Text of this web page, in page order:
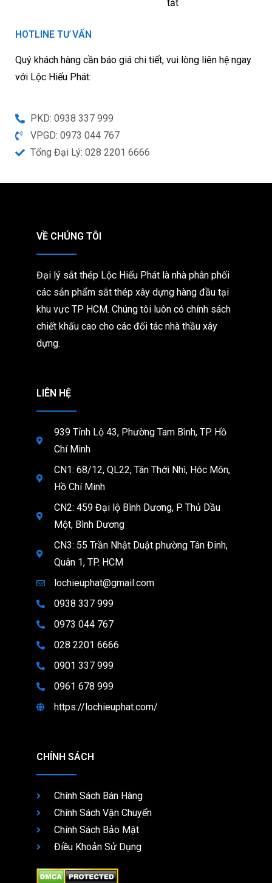
tắt
HOTLINE TƯ VẤN
Quý khách hàng cần báo giá chi tiết, vui lòng liên hệ ngay
với Lộc Hiếu Phát:
PKD: 0938 337 999
VPGD: 0973 044 767
Tổng Đại Lý: 028 2201 6666
VỀ CHÚNG TÔI
Đại lý sắt thép Lộc Hiếu Phát là nhà phân phối
các sản phẩm sắt thép xây dựng hàng đầu tại
khu vực TP HCM. Chúng tôi luôn có chính sách
chiết khấu cao cho các đối tác nhà thầu xây
dựng.
LIÊN HỆ
939 Tỉnh Lộ 43, Phường Tam Bình, TP. Hồ
Chí Minh
CN1: 68/12, QL22, Tân Thới Nhì, Hóc Môn,
Hồ Chí Minh
CN2: 459 Đại lộ Bình Dương, P. Thủ Dầu
Một, Bình Dương
CN3: 55 Trần Nhật Duật phường Tân Đinh,
Quân 1, TP. HCM
lochieuphat@gmail.com
0938 337 999
0973 044 767
028 2201 6666
0901 337 999
0961 678 999
https://lochieuphat.com/
CHÍNH SÁCH
Chính Sách Bán Hàng
Chính Sách Vận Chuyển
Chính Sách Bảo Mật
Điều Khoản Sử Dụng